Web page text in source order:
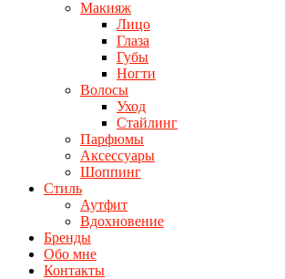
Макияж
Лицо
Глаза
Губы
Ногти
Волосы
Уход
Стайлинг
Парфюмы
Аксессуары
Шоппинг
Стиль
Аутфит
Вдохновение
Бренды
Обо мне
Контакты